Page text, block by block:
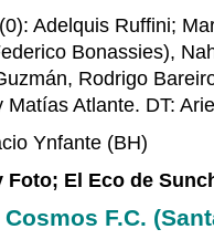
Adelquis Ruffini;
Bonassies),
Rodrigo
Matías Atlante. DT:
Ynfante (BH)
Foto; El Eco de
F.C.